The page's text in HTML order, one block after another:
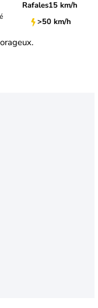
Rafales15 km/h
>50 km/h